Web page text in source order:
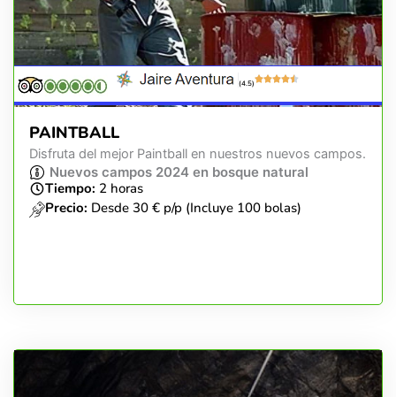
(4.5)
PAINTBALL
Disfruta del mejor Paintball en nuestros nuevos campos.
Nuevos campos 2024 en bosque natural
Tiempo: 2 horas
Precio: Desde 30 € p/p (Incluye 100 bolas)